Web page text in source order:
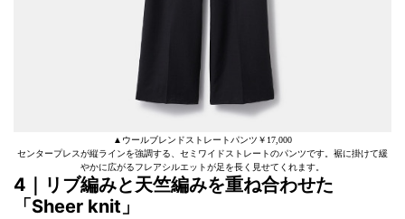
▲ウールブレンドストレートパンツ￥17,000
センタープレスが縦ラインを強調する、セミワイドストレートのパンツです。裾に掛けて緩
やかに広がるフレアシルエットが足を長く見せてくれます。
4｜リブ編みと天竺編みを重ね合わせた
「Sheer knit」